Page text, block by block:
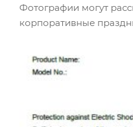
Фотографии могут
корпоративные